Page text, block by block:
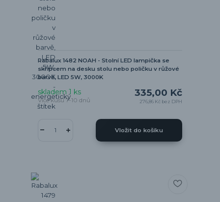
Rabalux 1482 NOAH - Stolní LED lampička se
skřipcem na desku stolu nebo poličku v růžové
barvě, LED 5W, 3000K
335,00 Kč
276,86 Kč bez DPH
skladem 1 ks
Více kusů 7-10 dnů
Vložit do košíku